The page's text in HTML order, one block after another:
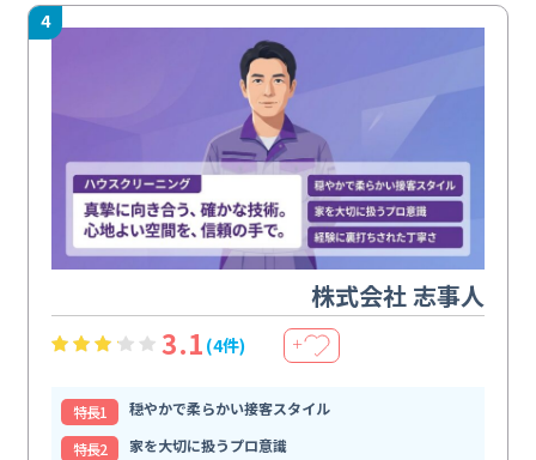
4
株式会社 志事人
3.1 (4件) ＋
特⻑1
穏やかで柔らかい接客スタイル
特⻑2
家を大切に扱うプロ意識